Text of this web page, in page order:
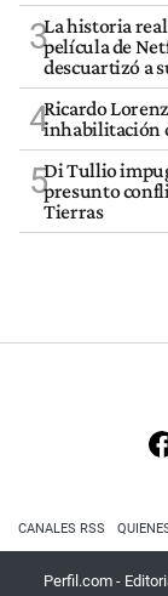
3La historia
película de
descuartizó a
4Ricardo
inhabilitación
5Di Tullio
presunto
Tierras
CANALES RSS
Perfil.com -